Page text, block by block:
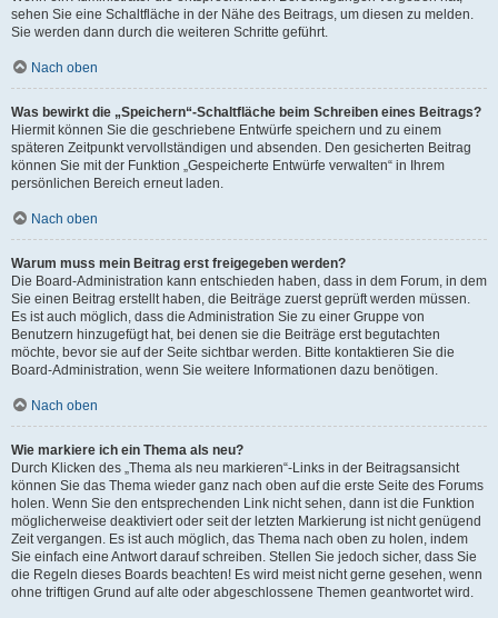
sehen Sie eine Schaltfläche in der Nähe des Beitrags, um diesen zu melden.
Sie werden dann durch die weiteren Schritte geführt.
Nach oben
Was bewirkt die „Speichern“-Schaltfläche beim Schreiben eines Beitrags?
Hiermit können Sie die geschriebene Entwürfe speichern und zu einem
späteren Zeitpunkt vervollständigen und absenden. Den gesicherten Beitrag
können Sie mit der Funktion „Gespeicherte Entwürfe verwalten“ in Ihrem
persönlichen Bereich erneut laden.
Nach oben
Warum muss mein Beitrag erst freigegeben werden?
Die Board-Administration kann entschieden haben, dass in dem Forum, in dem
Sie einen Beitrag erstellt haben, die Beiträge zuerst geprüft werden müssen.
Es ist auch möglich, dass die Administration Sie zu einer Gruppe von
Benutzern hinzugefügt hat, bei denen sie die Beiträge erst begutachten
möchte, bevor sie auf der Seite sichtbar werden. Bitte kontaktieren Sie die
Board-Administration, wenn Sie weitere Informationen dazu benötigen.
Nach oben
Wie markiere ich ein Thema als neu?
Durch Klicken des „Thema als neu markieren“-Links in der Beitragsansicht
können Sie das Thema wieder ganz nach oben auf die erste Seite des Forums
holen. Wenn Sie den entsprechenden Link nicht sehen, dann ist die Funktion
möglicherweise deaktiviert oder seit der letzten Markierung ist nicht genügend
Zeit vergangen. Es ist auch möglich, das Thema nach oben zu holen, indem
Sie einfach eine Antwort darauf schreiben. Stellen Sie jedoch sicher, dass Sie
die Regeln dieses Boards beachten! Es wird meist nicht gerne gesehen, wenn
ohne triftigen Grund auf alte oder abgeschlossene Themen geantwortet wird.